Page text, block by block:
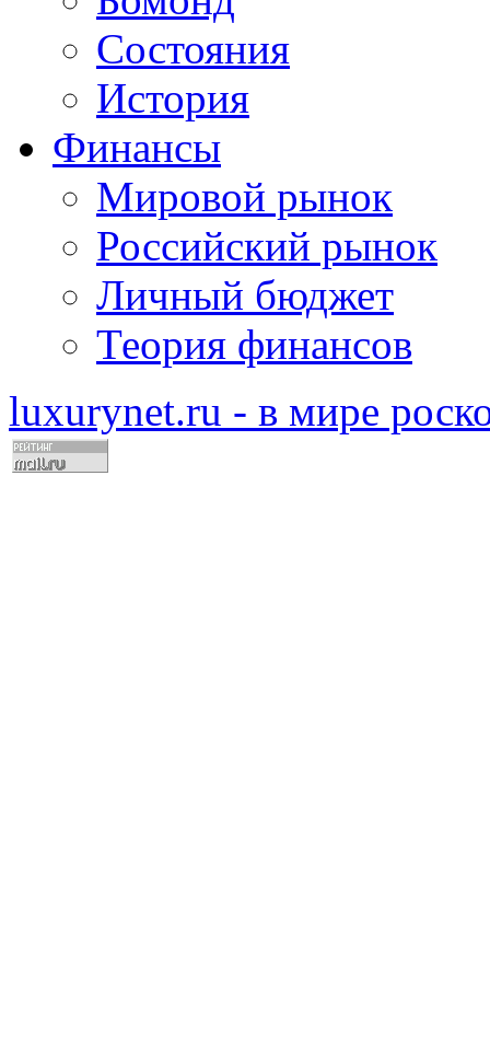
Состояния
История
Финансы
Мировой рынок
Российский рынок
Личный бюджет
Теория финансов
luxurynet.ru - в мире